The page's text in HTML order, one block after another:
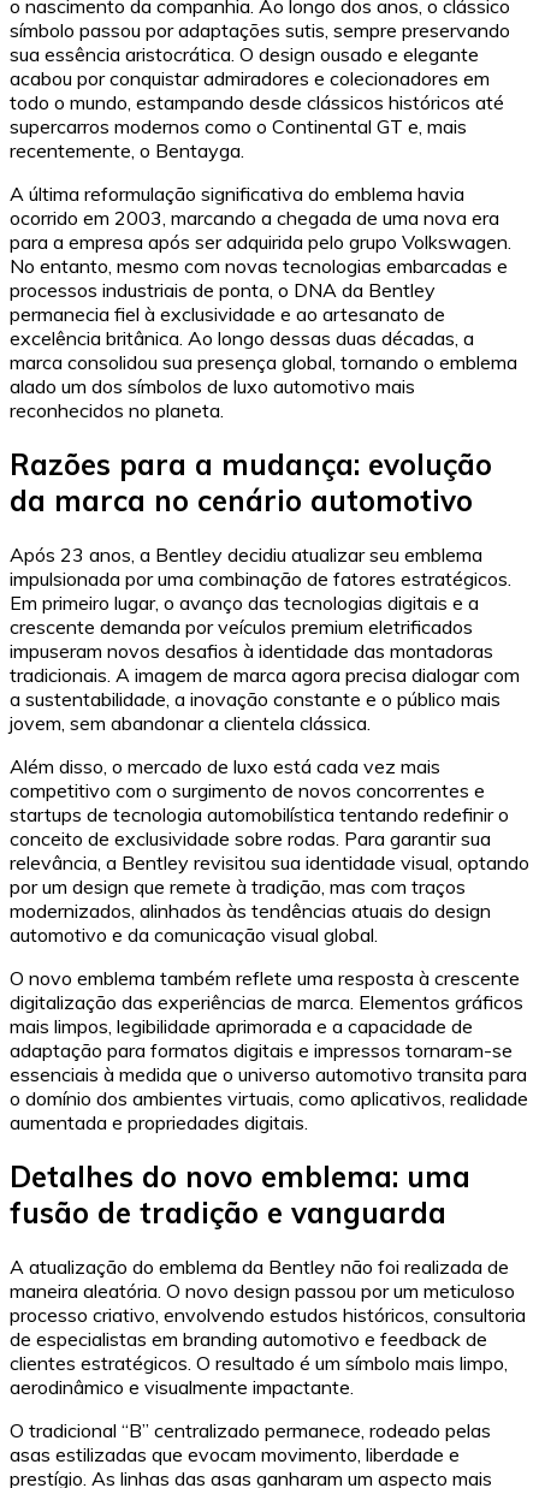
o nascimento da companhia. Ao longo dos anos, o clássico
símbolo passou por adaptações sutis, sempre preservando
sua essência aristocrática. O design ousado e elegante
acabou por conquistar admiradores e colecionadores em
todo o mundo, estampando desde clássicos históricos até
supercarros modernos como o Continental GT e, mais
recentemente, o Bentayga.
A última reformulação significativa do emblema havia
ocorrido em 2003, marcando a chegada de uma nova era
para a empresa após ser adquirida pelo grupo Volkswagen.
No entanto, mesmo com novas tecnologias embarcadas e
processos industriais de ponta, o DNA da Bentley
permanecia fiel à exclusividade e ao artesanato de
excelência britânica. Ao longo dessas duas décadas, a
marca consolidou sua presença global, tornando o emblema
alado um dos símbolos de luxo automotivo mais
reconhecidos no planeta.
Razões para a mudança: evolução
da marca no cenário automotivo
Após 23 anos, a Bentley decidiu atualizar seu emblema
impulsionada por uma combinação de fatores estratégicos.
Em primeiro lugar, o avanço das tecnologias digitais e a
crescente demanda por veículos premium eletrificados
impuseram novos desafios à identidade das montadoras
tradicionais. A imagem de marca agora precisa dialogar com
a sustentabilidade, a inovação constante e o público mais
jovem, sem abandonar a clientela clássica.
Além disso, o mercado de luxo está cada vez mais
competitivo com o surgimento de novos concorrentes e
startups de tecnologia automobilística tentando redefinir o
conceito de exclusividade sobre rodas. Para garantir sua
relevância, a Bentley revisitou sua identidade visual, optando
por um design que remete à tradição, mas com traços
modernizados, alinhados às tendências atuais do design
automotivo e da comunicação visual global.
O novo emblema também reflete uma resposta à crescente
digitalização das experiências de marca. Elementos gráficos
mais limpos, legibilidade aprimorada e a capacidade de
adaptação para formatos digitais e impressos tornaram-se
essenciais à medida que o universo automotivo transita para
o domínio dos ambientes virtuais, como aplicativos, realidade
aumentada e propriedades digitais.
Detalhes do novo emblema: uma
fusão de tradição e vanguarda
A atualização do emblema da Bentley não foi realizada de
maneira aleatória. O novo design passou por um meticuloso
processo criativo, envolvendo estudos históricos, consultoria
de especialistas em branding automotivo e feedback de
clientes estratégicos. O resultado é um símbolo mais limpo,
aerodinâmico e visualmente impactante.
O tradicional “B” centralizado permanece, rodeado pelas
asas estilizadas que evocam movimento, liberdade e
prestígio. As linhas das asas ganharam um aspecto mais